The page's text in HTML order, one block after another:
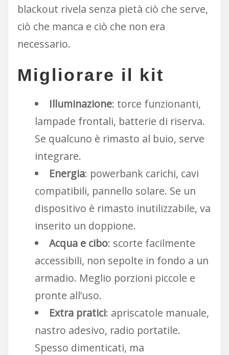
blackout rivela senza pietà ciò che serve,
ciò che manca e ciò che non era
necessario.
Migliorare il kit
Illuminazione: torce funzionanti,
lampade frontali, batterie di riserva.
Se qualcuno è rimasto al buio, serve
integrare.
Energia: powerbank carichi, cavi
compatibili, pannello solare. Se un
dispositivo è rimasto inutilizzabile, va
inserito un doppione.
Acqua e cibo: scorte facilmente
accessibili, non sepolte in fondo a un
armadio. Meglio porzioni piccole e
pronte all’uso.
Extra pratici: apriscatole manuale,
nastro adesivo, radio portatile.
Spesso dimenticati, ma